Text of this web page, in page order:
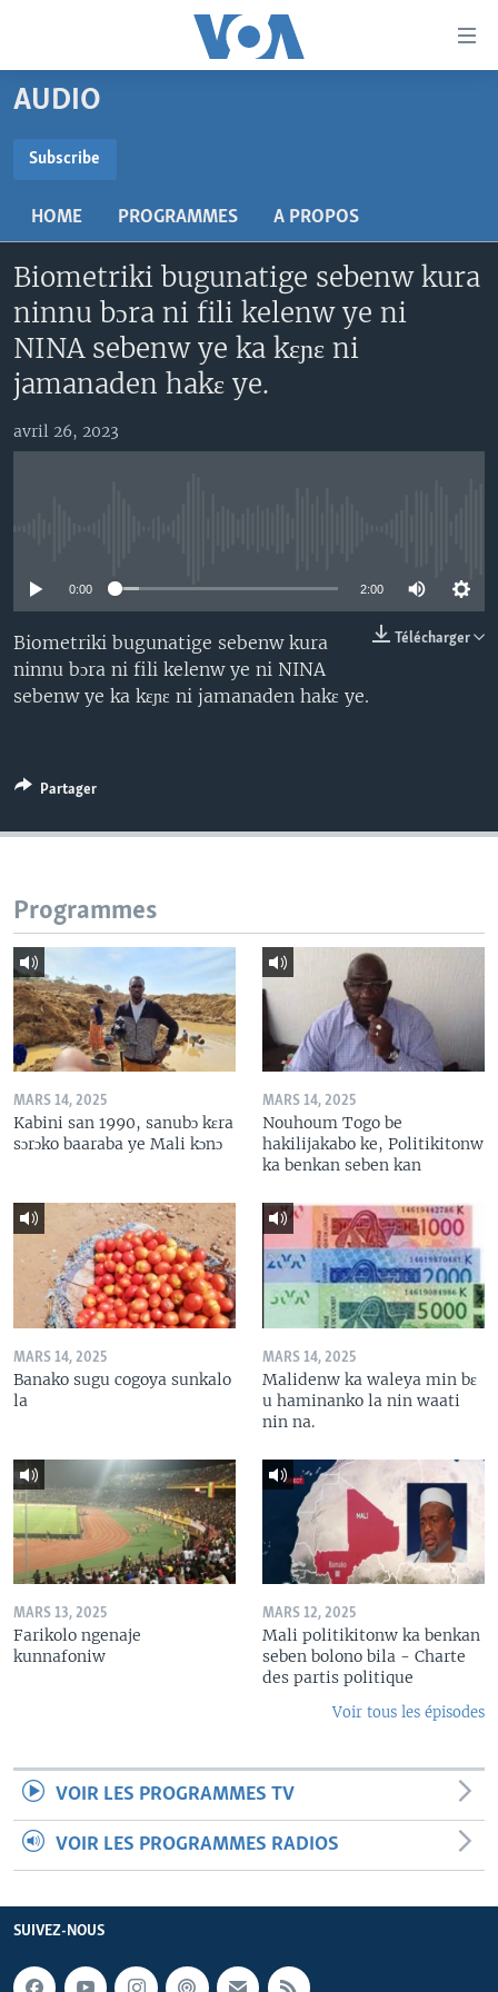
Menu
principal
navigation
principale
Retour
recherche
MALI KURA
RADIO
AN BA FO!
FARAFINA FOLI
SUIVEZ-NOUS
AUDIO
Subscribe
HOME PROGRAMMES A PROPOS
Biometriki bugunatige sebenw kura
ninnu bɔra ni fili kelenw ye ni
NINA sebenw ye ka kɛɲɛ ni
jamanaden hakɛ ye.
avril 26, 2023
0:00 2:00
Télécharger
Biometriki bugunatige sebenw kura
ninnu bɔra ni fili kelenw ye ni NINA
sebenw ye ka kɛɲɛ ni jamanaden hakɛ ye.
Partager
Programmes
MARS 14, 2025
Kabini san 1990, sanubɔ kɛra
sɔrɔko baaraba ye Mali kɔnɔ
MARS 14, 2025
Nouhoum Togo be
hakilijakabo ke, Politikitonw
ka benkan seben kan
MARS 14, 2025
Banako sugu cogoya sunkalo
la
MARS 14, 2025
Malidenw ka waleya min bɛ
u haminanko la nin waati
nin na.
MARS 13, 2025
Farikolo ngenaje
kunnafoniw
MARS 12, 2025
Mali politikitonw ka benkan
seben bolono bila - Charte
des partis politique
Voir tous les épisodes
VOIR LES PROGRAMMES TV
VOIR LES PROGRAMMES RADIOS
SUIVEZ-NOUS